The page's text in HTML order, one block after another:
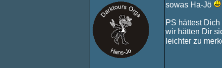
sowas Ha-Jö
PS hättest
wir hätten Dir
leichter zu